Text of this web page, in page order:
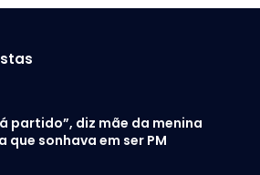
partido”, diz mãe da menina
sonhava em ser PM